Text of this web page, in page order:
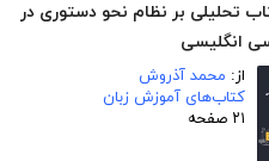
تحلیلی بر نظام نحو دستوری در
انگلیسی
از: محمد آذروش
کتاب‌های آموزش زبان
۲۱ صفحه